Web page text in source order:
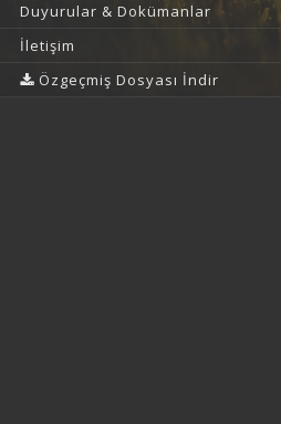
Duyurular & Dokümanlar
İletişim
Özgeçmiş Dosyası İndir